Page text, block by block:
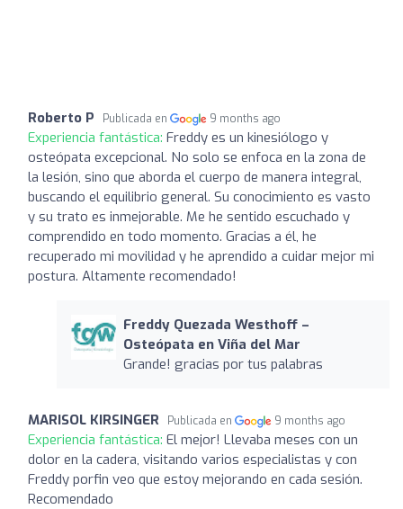
Roberto P Publicada en 9 months ago
Experiencia fantástica: Freddy es un kinesiólogo y
osteópata excepcional. No solo se enfoca en la zona de
la lesión, sino que aborda el cuerpo de manera integral,
buscando el equilibrio general. Su conocimiento es vasto
y su trato es inmejorable. Me he sentido escuchado y
comprendido en todo momento. Gracias a él, he
recuperado mi movilidad y he aprendido a cuidar mejor mi
postura. Altamente recomendado!
Freddy Quezada Westhoff –
Osteópata en Viña del Mar
Grande! gracias por tus palabras
MARISOL KIRSINGER Publicada en 9 months ago
Experiencia fantástica: El mejor! Llevaba meses con un
dolor en la cadera, visitando varios especialistas y con
Freddy porfin veo que estoy mejorando en cada sesión.
Recomendado